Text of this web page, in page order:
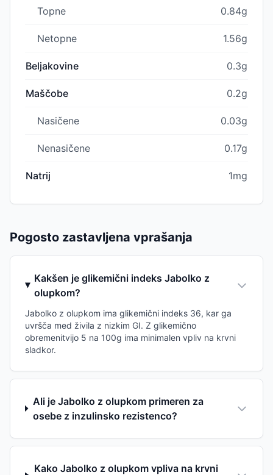
Topne 0.84g
Netopne 1.56g
Beljakovine 0.3g
Maščobe 0.2g
Nasičene 0.03g
Nenasičene 0.17g
Natrij 1mg
Pogosto zastavljena vprašanja
Kakšen je glikemični indeks Jabolko z
olupkom?
Jabolko z olupkom ima glikemični indeks 36, kar ga
uvršča med živila z nizkim GI. Z glikemično
obremenitvijo 5 na 100g ima minimalen vpliv na krvni
sladkor.
Ali je Jabolko z olupkom primeren za
osebe z inzulinsko rezistenco?
Kako Jabolko z olupkom vpliva na krvni